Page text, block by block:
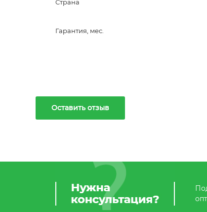
Страна
Гарантия, мес.
Оставить отзыв